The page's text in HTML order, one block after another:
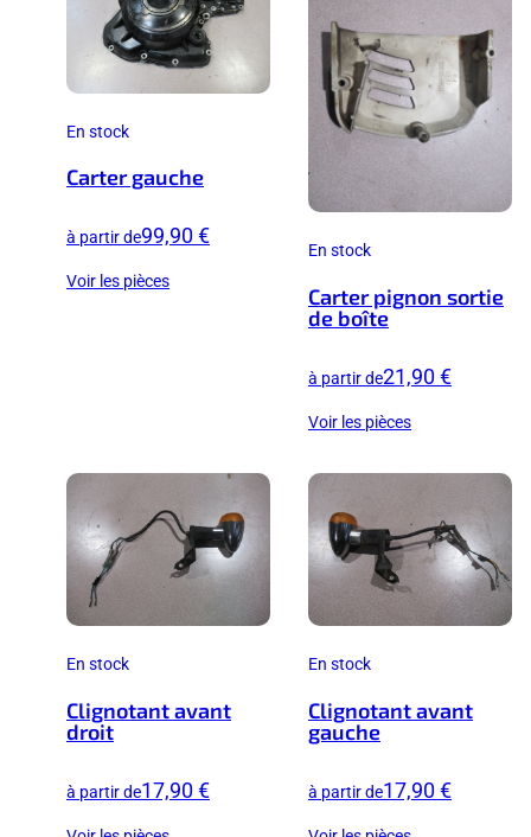
En stock
Carter gauche
à partir de99,90 €
Voir les pièces
En stock
Carter pignon sortie
de boîte
à partir de21,90 €
Voir les pièces
En stock
Clignotant avant
droit
à partir de17,90 €
En stock
Clignotant avant
gauche
à partir de17,90 €